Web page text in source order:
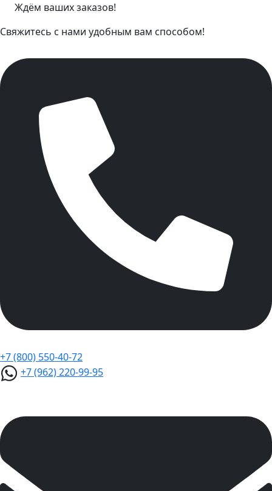
Ждём ваших заказов!
Свяжитесь с нами удобным вам способом!
+7 (800) 550-40-72
+7 (962) 220-99-95